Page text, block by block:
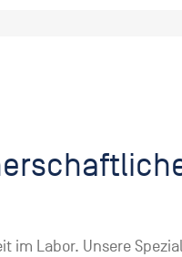
im Labor. Unsere